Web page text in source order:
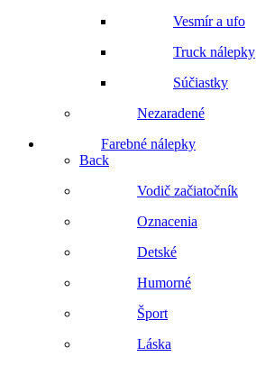
Vesmír a ufo
Truck nálepky
Súčiastky
Nezaradené
Farebné nálepky
Back
Vodič začiatočník
Oznacenia
Detské
Humorné
Šport
Láska